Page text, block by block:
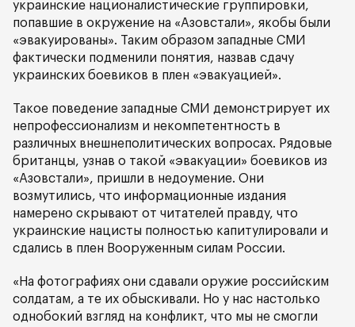
украинские националистические группировки,
попавшие в окружение на «Азовстали», якобы были
«эвакуированы». Таким образом западные СМИ
фактически подменили понятия, назвав сдачу
украинских боевиков в плен «эвакуацией».
Такое поведение западные СМИ демонстрирует их
непрофессионализм и некомпетентность в
различных внешнеполитических вопросах. Рядовые
британцы, узнав о такой «эвакуации» боевиков из
«Азовстали», пришли в недоумение. Они
возмутились, что информационные издания
намерено скрывают от читателей правду, что
украинские нацисты полностью капитулировали и
сдались в плен Вооруженным силам России.
«На фотографиях они сдавали оружие российским
солдатам, а те их обыскивали. Но у нас настолько
однобокий взгляд на конфликт, что мы не смогли